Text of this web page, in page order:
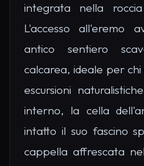
integrata nella
L'accesso all'eremo
antico sentiero
calcarea, ideale per
escursioni
interno, la cella
intatto il suo fascino
cappella affrescata